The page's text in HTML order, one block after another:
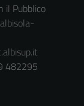
il Pubblico
482295